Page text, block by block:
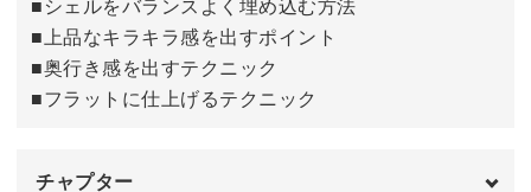
キラキラ系なのにナチュラルな雰囲気に仕上がるアート
は、普段使いから特別なシーンまで大活躍！
上品な輝きで華やかなRumi先生のアートをマスターし
■上品なキラキラ感を出すポイント
■奥行き感を出すテクニック
■フラットに仕上げるテクニック
チャプター